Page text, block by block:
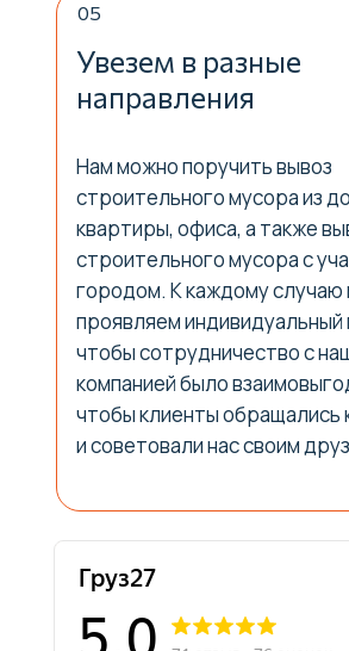
Увезем в разные
направления
Нам можно поручить вывоз
строительного мусора из
квартиры, офиса, а также
строительного мусора с
городом. К каждому случаю
проявляем индивидуальный
чтобы сотрудничество с
компанией было
чтобы клиенты обращались
и советовали нас своим
05
+7-924-404-00-59
ответим на все ваши вопросы!
ГРУЗ 27